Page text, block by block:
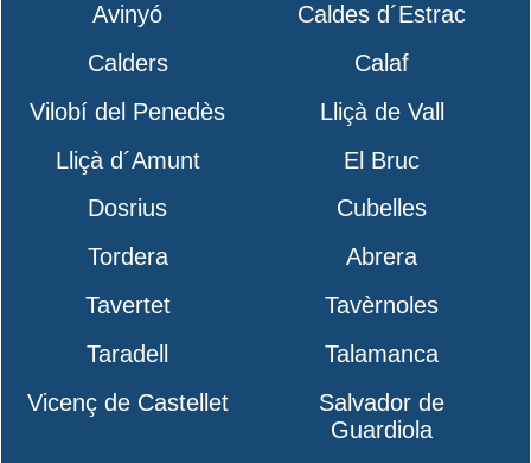
Avinyó
Caldes d´Estrac
Calders
Calaf
Vilobí del Penedès
Lliçà de Vall
Lliçà d´Amunt
El Bruc
Dosrius
Cubelles
Tordera
Abrera
Tavertet
Tavèrnoles
Taradell
Talamanca
Vicenç de Castellet
Salvador de
Guardiola